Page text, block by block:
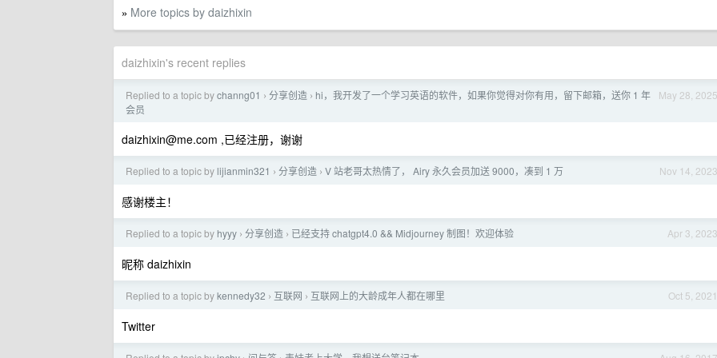
» More topics by daizhixin
daizhixin's recent replies
May 28, 2025
Replied to a topic bychanng01 › 分享创造 › hi，我开发了一个学习英语的软件，如果你觉得对你有用，留下邮箱，送你 1 年
会员
daizhixin@me.com ,已经注册，谢谢
Nov 14, 2023
Replied to a topic by lijianmin321 › 分享创造 › V 站老哥太热情了， Airy 永久会员加送 9000，凑到 1 万
感谢楼主！
Apr 3, 2023
Replied to a topic by hyyy › 分享创造 › 已经支持 chatgpt4.0 && Midjourney 制图！欢迎体验
昵称 daizhixin
Oct 5, 2021
Replied to a topic bykennedy32 › 互联网 › 互联网上的大龄成年人都在哪里
Twitter